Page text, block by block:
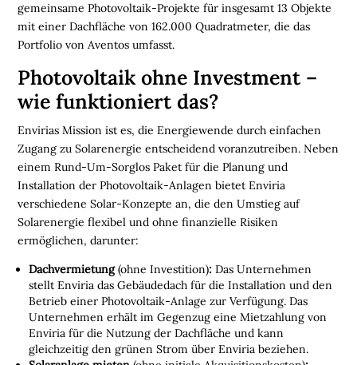
B
I
N
R
E
M
E
D
I
E
N

e
u
t
s
gemeinsame Photovoltaik-Projekte für insgesamt 13 Objekte
mit einer Dachfläche von 162.000 Quadratmeter, die das
Portfolio von Aventos umfasst.
Photovoltaik ohne Investment –
wie funktioniert das?
Envirias Mission ist es, die Energiewende durch einfachen
Zugang zu Solarenergie entscheidend voranzutreiben. Neben
einem Rund-Um-Sorglos Paket für die Planung und
Installation der Photovoltaik-Anlagen bietet Enviria
verschiedene Solar-Konzepte an, die den Umstieg auf
Solarenergie flexibel und ohne finanzielle Risiken
ermöglichen, darunter:
Dachvermietung(ohne Investition): Das Unternehmen
stellt Enviria das Gebäudedach für die Installation und den
Betrieb einer Photovoltaik-Anlage zur Verfügung. Das
Unternehmen erhält im Gegenzug eine Mietzahlung von
Enviria für die Nutzung der Dachfläche und kann
gleichzeitig den grünen Strom über Enviria beziehen.